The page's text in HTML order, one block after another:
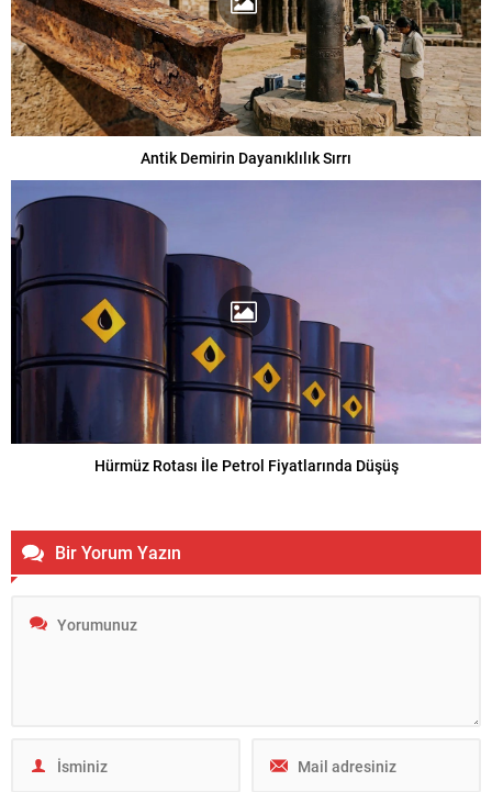
Antik Demirin Dayanıklılık Sırrı
Hürmüz Rotası İle Petrol Fiyatlarında Düşüş
Bir Yorum Yazın